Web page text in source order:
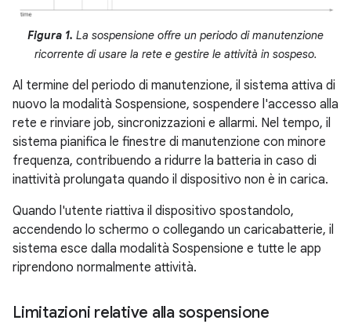
Figura 1. La sospensione offre un periodo di manutenzione
ricorrente di usare la rete e gestire le attività in sospeso.
Al termine del periodo di manutenzione, il sistema attiva di
nuovo la modalità Sospensione, sospendere l'accesso alla
rete e rinviare job, sincronizzazioni e allarmi. Nel tempo, il
sistema pianifica le finestre di manutenzione con minore
frequenza, contribuendo a ridurre la batteria in caso di
inattività prolungata quando il dispositivo non è in carica.
Quando l'utente riattiva il dispositivo spostandolo,
accendendo lo schermo o collegando un caricabatterie, il
sistema esce dalla modalità Sospensione e tutte le app
riprendono normalmente attività.
Limitazioni relative alla sospensione